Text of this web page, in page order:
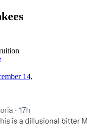
14,